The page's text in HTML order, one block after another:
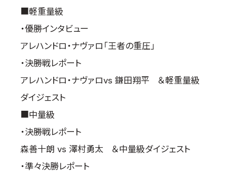
よくある質問
プライバシーポリシー
English
■軽重量級
・優勝インタビュー
アレハンドロ・ナヴァロ「王者の重圧」
・決勝戦レポート
アレハンドロ・ナヴァロvs 鎌田翔平 ＆軽重量級
ダイジェスト
■中量級
・決勝戦レポート
森善十朗 vs 澤村勇太 ＆中量級ダイジェスト
・準々決勝レポート